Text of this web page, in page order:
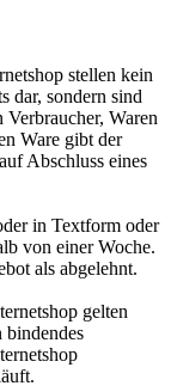
stellen kein
dar, sondern sind
Waren
Ware gibt der
Abschluss eines
in Textform oder
von einer Woche.
als abgelehnt.
gelten
bindendes